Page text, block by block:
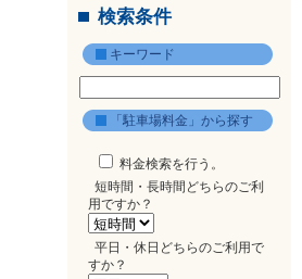
検索条件
キーワード
「駐車場料金」から探す
料金検索を行う。
短時間・長時間どちらのご利
用ですか？
平日・休日どちらのご利用で
すか？